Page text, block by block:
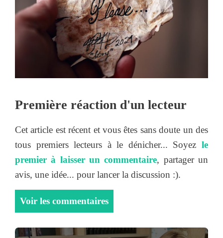
Première réaction d'un lecteur
Cet article est récent et vous êtes sans doute un des
tous premiers lecteurs à le dénicher... Soyez le
premier à laisser un commentaire, partager un
avis, une idée... pour lancer la discussion :).
Voir les commentaires